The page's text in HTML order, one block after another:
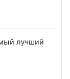
лучший